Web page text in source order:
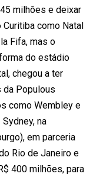
milhões e deixar
como Natal
Fifa, mas o
do estádio
chegou a ter
da Populous
como Wembley e
na
em parceria
Rio de Janeiro e
400 milhões, para